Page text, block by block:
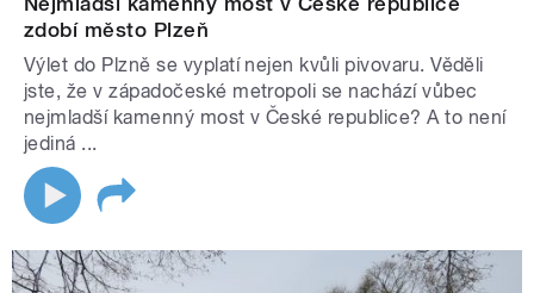
zdobí město Plzeň
Výlet do Plzně se vyplatí nejen kvůli pivovaru. Věděli
jste, že v západočeské metropoli se nachází vůbec
nejmladší kamenný most v České republice? A to není
jediná ...